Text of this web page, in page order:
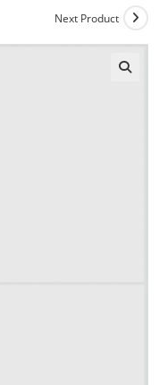
Next Product